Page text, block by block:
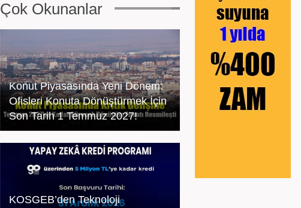
Çok Okunanlar
Konut Piyasasında Yeni Dönem:
Ofisleri Konuta Dönüştürmek İçin
Son Tarih 1 Temmuz 2027!
KOSGEB’den Teknoloji